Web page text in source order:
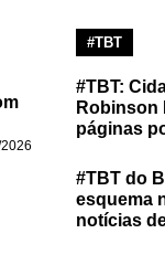
#TBT
#TBT:
Robinson
páginas
#TBT do
esquema
notícias